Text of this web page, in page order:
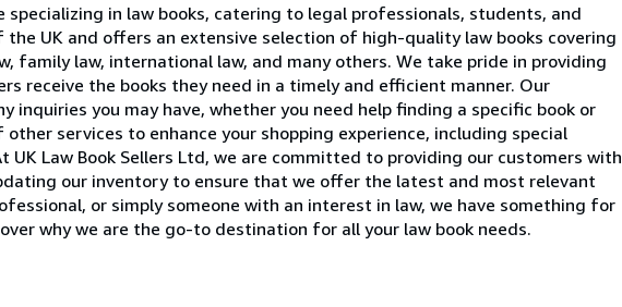
specializing in law books, catering to legal professionals, students, and
UK and offers an extensive selection of high-quality law books covering
family law, international law, and many others. We take pride in providing
receive the books they need in a timely and efficient manner. Our
you may have, whether you need help finding a specific book or
services to enhance your shopping experience, including special
Law Book Sellers Ltd, we are committed to providing our customers with
our inventory to ensure that we offer the latest and most relevant
or simply someone with an interest in law, we have something for
why we are the go-to destination for all your law book needs.